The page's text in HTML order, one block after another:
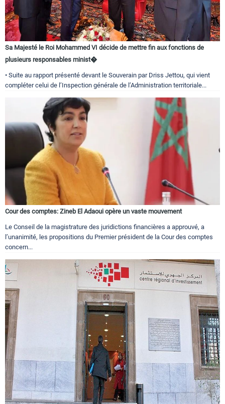
Sa Majesté le Roi Mohammed VI décide de mettre fin aux fonctions de
plusieurs responsables minist�
• Suite au rapport présenté devant le Souverain par Driss Jettou, qui vient
compléter celui de l’Inspection générale de l’Administration territoriale...
Cour des comptes: Zineb El Adaoui opère un vaste mouvement
Le Conseil de la magistrature des juridictions financières a approuvé, a
l’unanimité, les propositions du Premier président de la Cour des comptes
concern...